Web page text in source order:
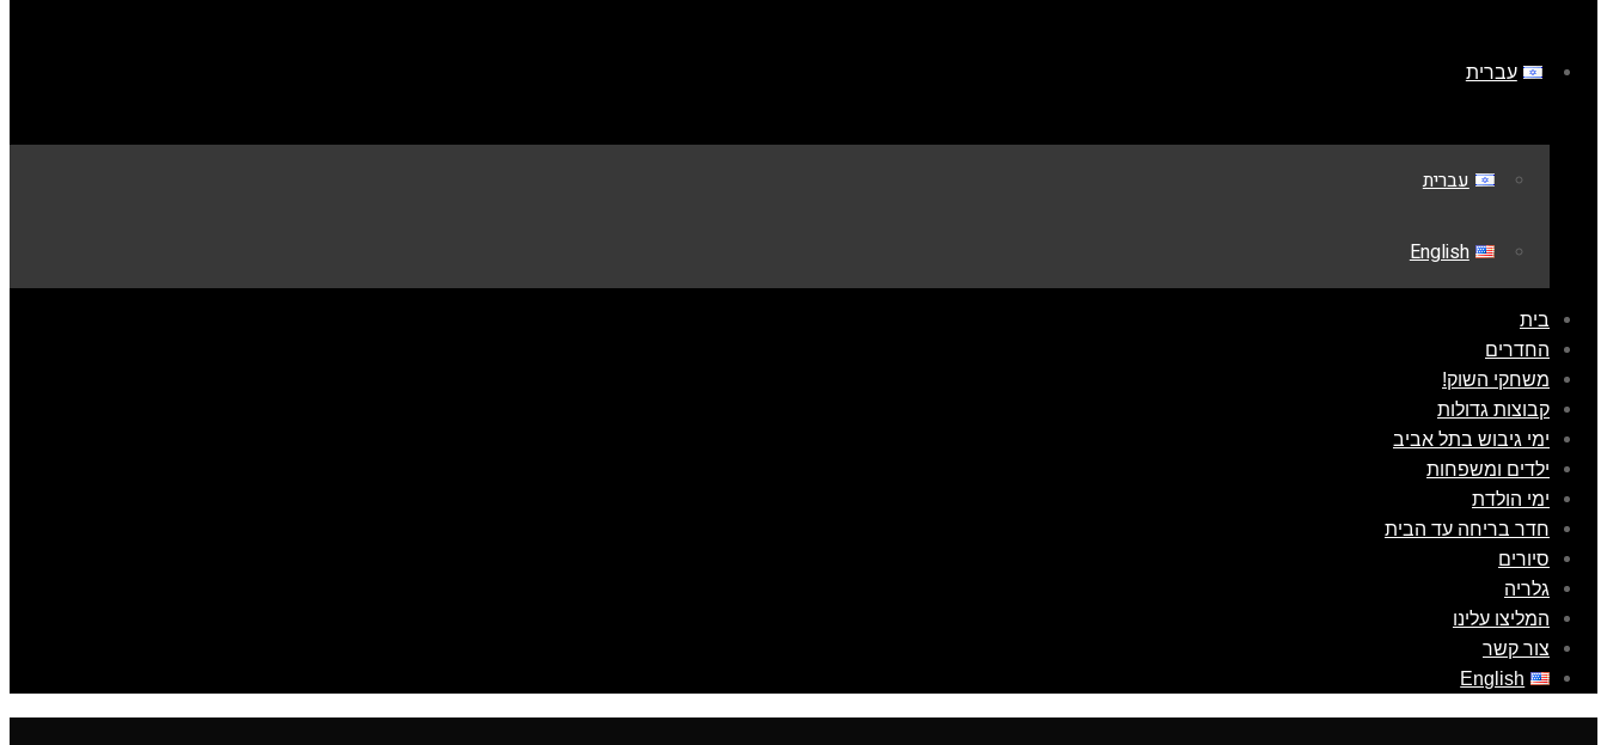
עברית
עברית
English
בית
החדרים
משחקי השוק!
קבוצות גדולות
ימי גיבוש בתל אביב
ילדים ומשפחות
ימי הולדת
חדר בריחה עד הבית
סיורים
גלריה
המליצו עלינו
צור קשר
English